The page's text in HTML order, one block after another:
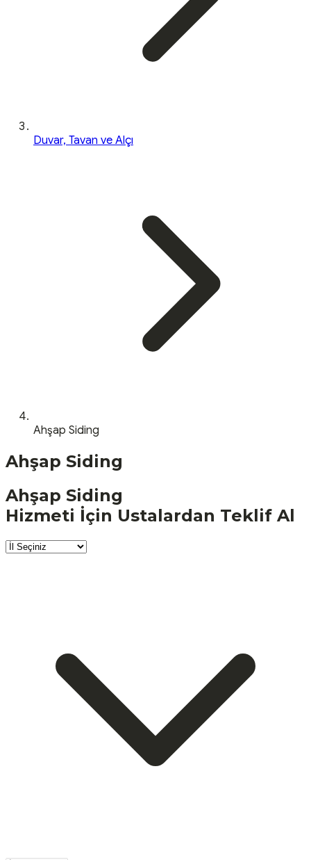
Duvar, Tavan ve Alçı
Ahşap Siding
Ahşap Siding
Ahşap Siding
Hizmeti İçin Ustalardan Teklif Al